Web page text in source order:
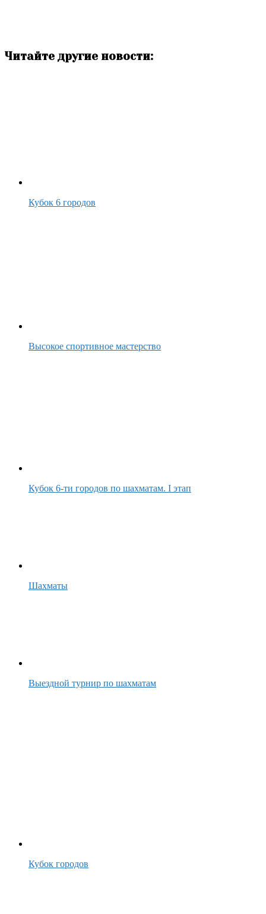
Читайте другие новости:
Кубок 6 городов
Высокое спортивное мастерство
Кубок 6-ти городов по шахматам. I этап
Шахматы
Выездной турнир по шахматам
Кубок городов